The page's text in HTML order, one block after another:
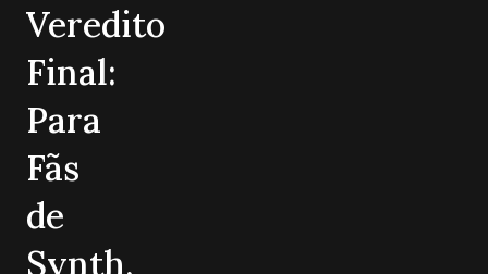
Veredito
Final:
Para
Fãs
de
Synth,